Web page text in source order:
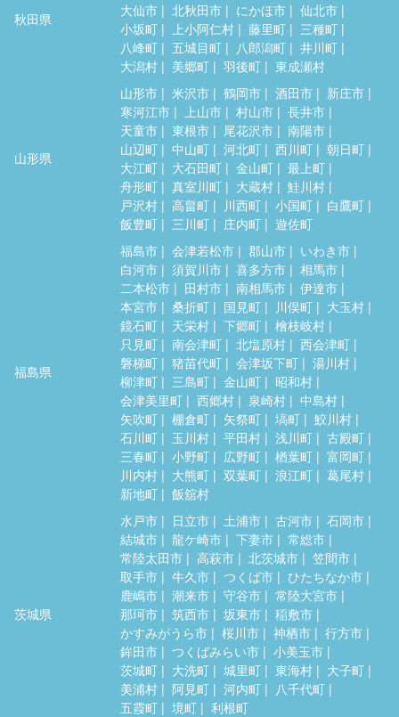
秋田県
大仙市
北秋田市 にかほ市
仙北市
小坂町
上小阿仁村 藤里町
三種町
八峰町
五城目町 八郎潟町
井川町
大潟村
美郷町 羽後町 東成瀬村
山形県
山形市 米沢市 鶴岡市 酒田市
新庄市
寒河江市
上山市 村山市
長井市
天童市
東根市 尾花沢市
南陽市
山辺町
中山町 河北町 西川町
朝日町
大江町
大石田町 金山町
最上町
舟形町
真室川町 大蔵村
鮭川村
戸沢村
高畠町 川西町 小国町
白鷹町
飯豊町
三川町 庄内町 遊佐町
福島県
福島市 会津若松市 郡山市
いわき市
白河市
須賀川市 喜多方市
相馬市
二本松市
田村市 南相馬市
伊達市
本宮市
桑折町 国見町 川俣町
大玉村
鏡石町
天栄村 下郷町
檜枝岐村
只見町
南会津町 北塩原村
西会津町
磐梯町
猪苗代町 会津坂下町
湯川村
柳津町
三島町 金山町
昭和村
会津美里町
西郷村 泉崎村
中島村
矢吹町
棚倉町 矢祭町 塙町
鮫川村
石川町
玉川村 平田村 浅川町
古殿町
三春町
小野町 広野町 楢葉町
富岡町
川内村
大熊町 双葉町 浪江町
葛尾村
新地町
飯舘村
茨城県
水戸市 日立市 土浦市 古河市
石岡市
結城市
龍ケ崎市 下妻市
常総市
常陸太田市
高萩市 北茨城市
笠間市
取手市
牛久市 つくば市
ひたちなか市
鹿嶋市
潮来市 守谷市
常陸大宮市
那珂市
筑西市 坂東市
稲敷市
かすみがうら市
桜川市 神栖市
行方市
鉾田市
つくばみらい市
小美玉市
茨城町
大洗町 城里町 東海村
大子町
美浦村
阿見町 河内町
八千代町
五霞町
境町 利根町